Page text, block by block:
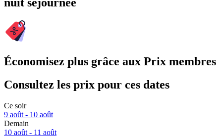
nuit séjournée
Économisez plus grâce aux Prix membres
Consultez les prix pour ces dates
Ce soir
9 août - 10 août
Demain
10 août - 11 août